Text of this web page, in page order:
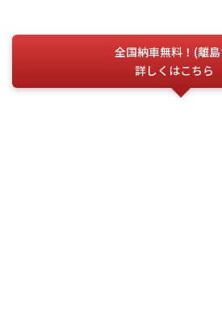
全国納車無料！(離
詳しくはこちら